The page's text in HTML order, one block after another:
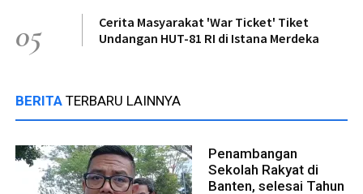
05
Cerita Masyarakat 'War Ticket' Tiket
Undangan HUT-81 RI di Istana Merdeka
BERITA TERBARU LAINNYA
Penambangan
Sekolah Rakyat di
Banten, selesai Tahun